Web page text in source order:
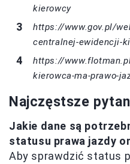
kierowcy
https://www.gov.pl/
centralnej-ewidencji-
https://
kierowca-ma-prawo-
Najczęstsze
Jakie dane są
statusu prawa jazdy
Aby sprawdzić status